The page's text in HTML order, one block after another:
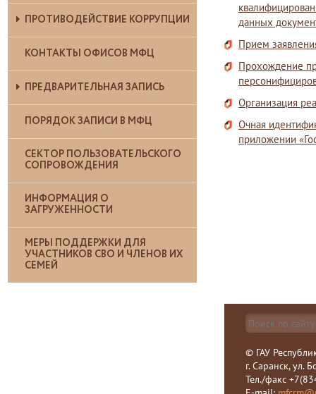
ПРОТИВОДЕЙСТВИЕ КОРРУПЦИИ
КОНТАКТЫ ОФИСОВ МФЦ
ПРЕДВАРИТЕЛЬНАЯ ЗАПИСЬ
ПОРЯДОК ЗАПИСИ В МФЦ
СЕКТОР ПОЛЬЗОВАТЕЛЬСКОГО
СОПРОВОЖДЕНИЯ
ИНФОРМАЦИЯ О
ЗАГРУЖЕННОСТИ
МЕРЫ ПОДДЕРЖКИ ДЛЯ
УЧАСТНИКОВ СВО И ЧЛЕНОВ ИХ
СЕМЕЙ
данных
Прием
Прохождение
Организация
Очная
приложении
© ГАУ
г. Саранск, ул.
Тел./факс